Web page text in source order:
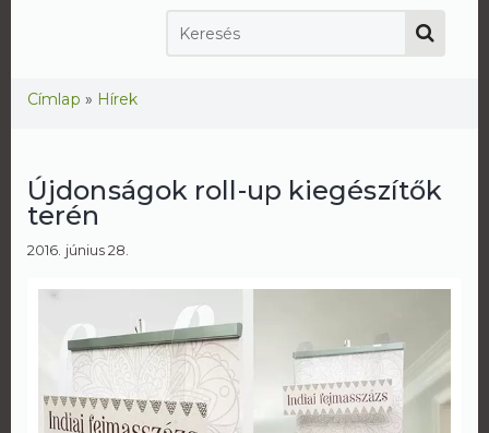
Jelenlegi hely
Címlap » Hírek
Újdonságok roll-up kiegészítők
terén
2016. június 28.